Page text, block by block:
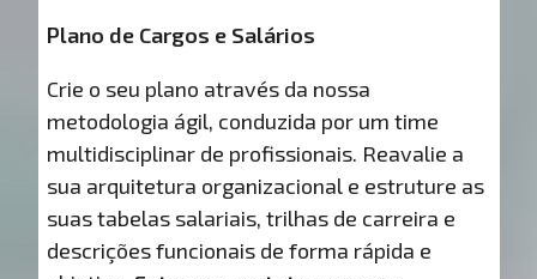
Plano de Cargos e Salários
Crie o seu plano através da nossa
metodologia ágil, conduzida por um time
multidisciplinar de profissionais. Reavalie a
sua arquitetura organizacional e estruture as
suas tabelas salariais, trilhas de carreira e
descrições funcionais de forma rápida e